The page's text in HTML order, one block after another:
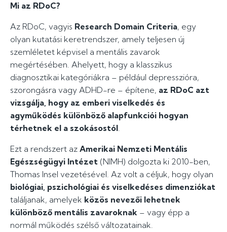
Mi az RDoC?
Az RDoC, vagyis Research Domain Criteria, egy
olyan kutatási keretrendszer, amely teljesen új
szemléletet képvisel a mentális zavarok
megértésében. Ahelyett, hogy a klasszikus
diagnosztikai kategóriákra – például depresszióra,
szorongásra vagy ADHD-re – építene, az RDoC azt
vizsgálja, hogy az emberi viselkedés és
agyműködés különböző alapfunkciói hogyan
térhetnek el a szokásostól.
Ezt a rendszert az Amerikai Nemzeti Mentális
Egészségügyi Intézet (NIMH) dolgozta ki 2010-ben,
Thomas Insel vezetésével. Az volt a céljuk, hogy olyan
biológiai, pszichológiai és viselkedéses dimenziókat
találjanak, amelyek közös nevezői lehetnek
különböző mentális zavaroknak – vagy épp a
normál működés szélső változatainak.